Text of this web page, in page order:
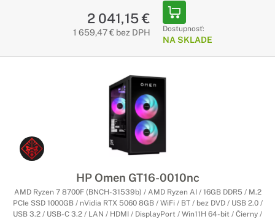
2 041,15 €
1 659,47 € bez DPH Dostupnosť:
NA SKLADE
HP Omen GT16-0010nc
AMD Ryzen 7 8700F (BNCH-31539b) / AMD Ryzen AI / 16GB DDR5 / M.2
PCIe SSD 1000GB / nVidia RTX 5060 8GB / WiFi / BT / bez DVD / USB 2.0 /
USB 3.2 / USB-C 3.2 / LAN / HDMI / DisplayPort / Win11H 64-bit / Čierny /